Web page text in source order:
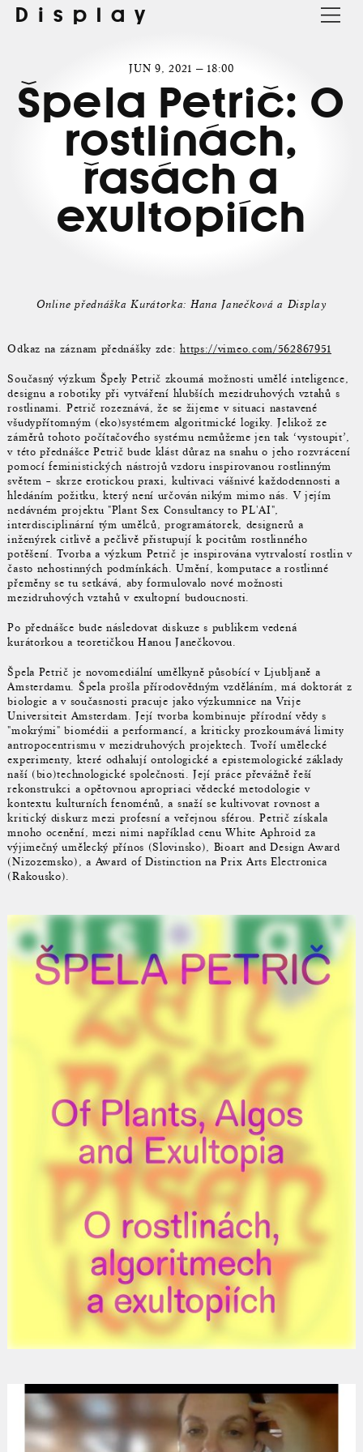
Display
JUN 9, 2021 — 18:00
Špela Petrič: O
rostlinách,
řasách a
exultopiích
Online přednáška Kurátorka: Hana Janečková a Display
Odkaz na záznam přednášky zde:https://vimeo.com/562867951
Současný výzkum Špely Petrič zkoumá možnosti umělé inteligence,
designu a robotiky při vytváření hlubších mezidruhových vztahů s
rostlinami. Petrič rozeznává, že se žijeme v situaci nastavené
všudypřítomným (eko)systémem algoritmické logiky. Jelikož ze
záměrů tohoto počítačového systému nemůžeme jen tak ‘vystoupit’,
v této přednášce Petrič bude klást důraz na snahu o jeho rozvrácení
pomocí feministických nástrojů vzdoru inspirovanou rostlinným
světem – skrze erotickou praxi, kultivaci vášnivé každodennosti a
hledáním požitku, který není určován nikým mimo nás. V jejím
nedávném projektu "Plant Sex Consultancy to PL'AI",
interdisciplinární tým umělců, programátorek, designerů a
inženýrek citlivě a pečlivě přistupují k pocitům rostlinného
potěšení. Tvorba a výzkum Petrič je inspirována vytrvalostí rostlin v
často nehostinných podmínkách. Umění, komputace a rostlinné
přeměny se tu setkává, aby formulovalo nové možnosti
mezidruhových vztahů v exultopní budoucnosti.
Po přednášce bude následovat diskuze s publikem vedená
kurátorkou a teoretičkou Hanou Janečkovou.
Špela Petrič je novomediální umělkyně působící v Ljubljaně a
Amsterdamu. Špela prošla přírodovědným vzděláním, má doktorát z
biologie a v současnosti pracuje jako výzkumnice na Vrije
Universiteit Amsterdam. Její tvorba kombinuje přírodní vědy s
"mokrými" biomédii a performancí, a kriticky prozkoumává limity
antropocentrismu v mezidruhových projektech. Tvoří umělecké
experimenty, které odhalují ontologické a epistemologické základy
naší (bio)technologické společnosti. Její práce převážně řeší
rekonstrukci a opětovnou apropriaci vědecké metodologie v
kontextu kulturních fenoménů, a snaží se kultivovat rovnost a
kritický diskurz mezi profesní a veřejnou sférou. Petrič získala
mnoho ocenění, mezi nimi například cenu White Aphroid za
výjimečný umělecký přínos (Slovinsko), Bioart and Design Award
(Nizozemsko), a Award of Distinction na Prix Arts Electronica
(Rakousko).